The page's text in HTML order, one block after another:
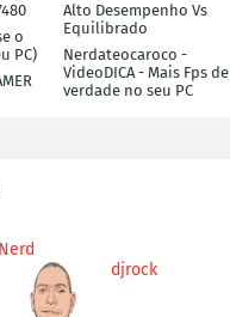
Alto Desempenho Vs
Equilibrado
o
PC)
Nerdateocaroco -
VideoDICA - Mais Fps de
verdade no seu PC
Nerd
djrock